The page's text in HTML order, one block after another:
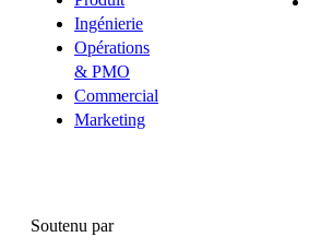
Ingénierie
Opérations
& PMO
Commercial
Marketing
Soutenu par